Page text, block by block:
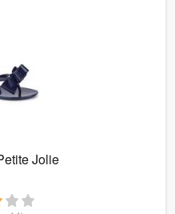
Jolie